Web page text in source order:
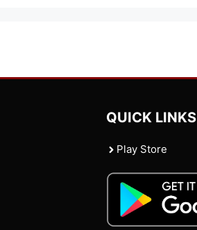
QUICK LINKS
Play Store